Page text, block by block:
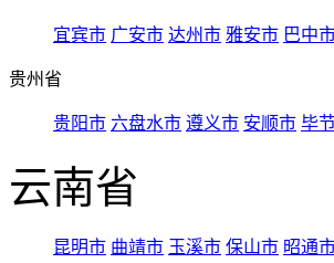
宜宾市 广安市 达州市 雅安市 巴中
贵州省
贵阳市 六盘水市 遵义市 安顺市 毕
云南省
昆明市 曲靖市 玉溪市 保山市 昭通